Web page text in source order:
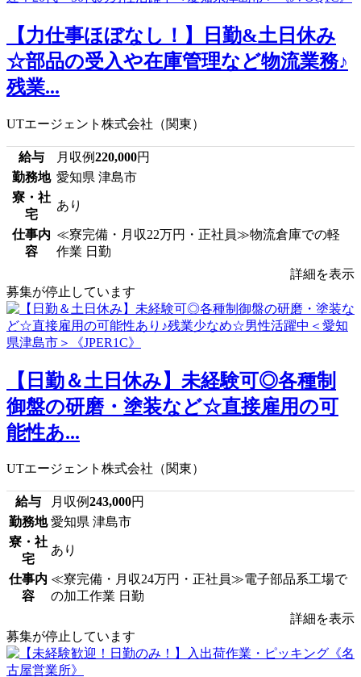
【力仕事ほぼなし！】日勤&土日休み
☆部品の受入や在庫管理など物流業務♪
残業...
UTエージェント株式会社（関東）
給与 月収例220,000円
勤務地 愛知県 津島市
寮・社
宅
あり
仕事内
容
≪寮完備・月収22万円・正社員≫物流倉庫での軽
作業 日勤
詳細を表示
募集が停止しています
【日勤＆土日休み】未経験可◎各種制
御盤の研磨・塗装など☆直接雇用の可
能性あ...
UTエージェント株式会社（関東）
給与 月収例243,000円
勤務地 愛知県 津島市
寮・社
宅
あり
仕事内
容
≪寮完備・月収24万円・正社員≫電子部品系工場で
の加工作業 日勤
詳細を表示
募集が停止しています